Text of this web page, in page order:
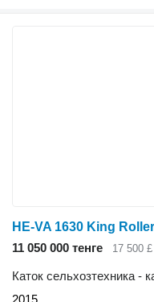
HE-VA 1630 King Roller
11 050 000 тенге
17 500 £
Каток сельхозтехника -
2015